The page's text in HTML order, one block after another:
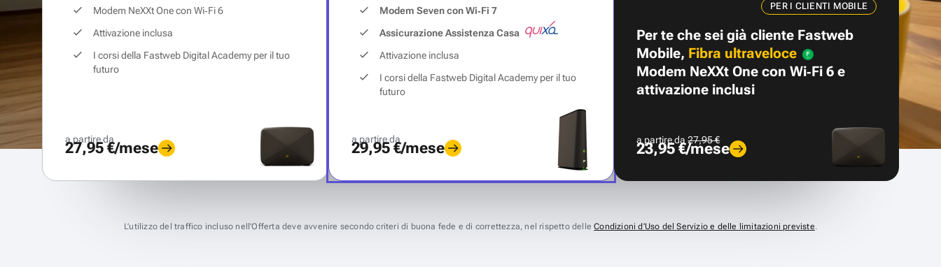
Modem NeXXt One con Wi‑Fi 6
Attivazione inclusa
I corsi della Fastweb Digital Academy per il tuo
futuro
a partire da
27,95 €/mese
Modem Seven con Wi‑Fi 7
Assicurazione Assistenza Casa
Attivazione inclusa
I corsi della Fastweb Digital Academy per il tuo
futuro
a partire da
29,95 €/mese
PER I CLIENTI MOBILE
Per te che sei già cliente Fastweb
Mobile, Fibra ultraveloce
Modem NeXXt One con Wi‑Fi 6 e
attivazione inclusi
a partire da27,95 €
23,95 €/mese
L’utilizzo del traffico incluso nell’Offerta deve avvenire secondo criteri di buona fede e di correttezza, nel rispetto delleCondizioni d’Uso del Servizio e delle limitazioni previste.